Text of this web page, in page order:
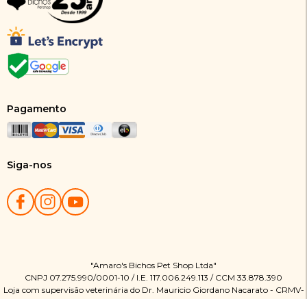
Pagamento
Siga-nos
"Amaro's Bichos Pet Shop Ltda"
CNPJ 07.275.990/0001-10 / I.E. 117.006.249.113 / CCM 33.878.390
Loja com supervisão veterinária do Dr. Mauricio Giordano Nacarato - CRMV-